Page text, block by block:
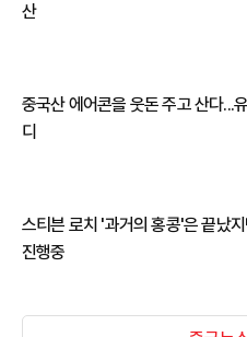
산
중국산 에어콘을 웃돈 주고 산다...
디
스티븐 로치 '과거의 홍콩'은 끝났
진행중